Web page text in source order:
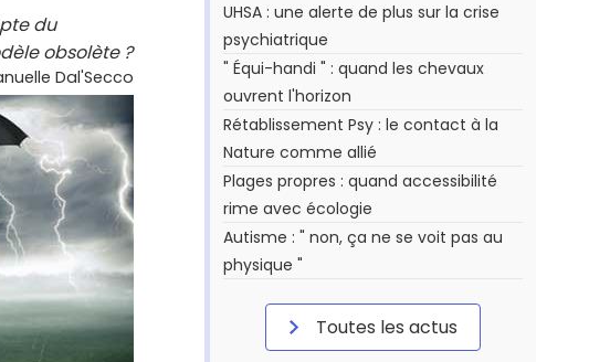
du
obsolète ?
Dal'Secco
UHSA : une alerte de plus sur la crise
psychiatrique
" Équi-handi " : quand les chevaux
ouvrent l'horizon
Rétablissement Psy : le contact à la
Nature comme allié
Plages propres : quand accessibilité
rime avec écologie
Autisme : " non, ça ne se voit pas au
physique "
Toutes les actus